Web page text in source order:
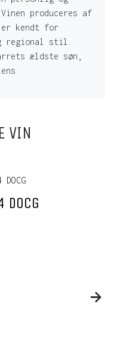
produceres af
er kendt for
regional stil.
ældste søn,
VIN